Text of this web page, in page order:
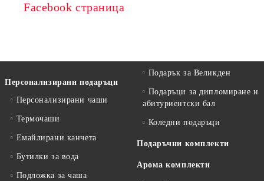
Facebook страница
Персонализирани подаръци
Персонализирани чаши
Термочаши
Емайлирани канчета
Бутилки за вода
Подложка за чаша
Подарък за Великден
Подаръци за дипломиране и
абитуриентски бал
Коледни подаръци
Подаръчни комплекти
Арома комплекти